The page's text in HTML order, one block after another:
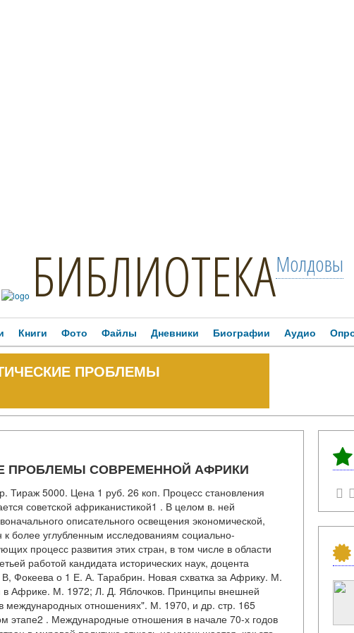
БИБЛИОТЕКАМолдовы
Книги Фото Файлы Дневники Биографии Аудио
ПРОБЛЕМЫ
ПРОБЛЕМЫ СОВРЕМЕННОЙ АФРИКИ
5000. Цена 1 руб. 26 коп. Процесс становления
советской африканистикой1 . В целом в. ней
описательного освещения экономической,
более углубленным исследованиям социально-
процесс развития этих стран, в том числе в области
работой кандидата исторических наук, доцента
Фокеева о 1 Е. А. Тарабрин. Новая схватка за Африку. М.
Африке. М. 1972; Л. Д. Яблочков. Принципы внешней
международных отношениях". М. 1970, и др. стр. 165
этапе2 . Международные отношения в начале 70-х годов